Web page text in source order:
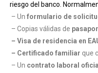
riesgo del banco.
– Un formulario de
– Copias válidas de
– Visa de residencia en
– Certificado familiar que
– Un contrato laboral oficial